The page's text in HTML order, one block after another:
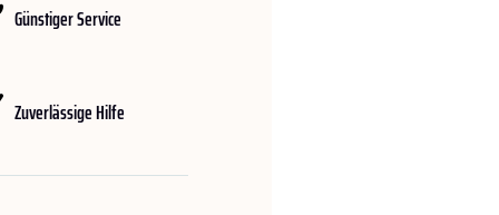
Günstiger Service
Zuverlässige Hilfe